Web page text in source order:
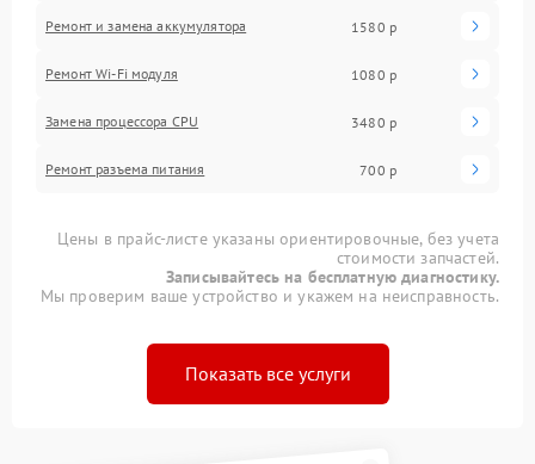
Ремонт и замена аккумулятора 1580 р
Ремонт Wi-Fi модуля 1080 р
Замена процессора CPU 3480 р
Ремонт разъема питания 700 р
Цены в прайс-листе указаны ориентировочные, без учета
стоимости запчастей.
Записывайтесь на бесплатную диагностику.
Мы проверим ваше устройство и укажем на неисправность.
Показать все услуги